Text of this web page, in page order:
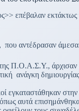
επέβαλαν
αντέδρασαν
Π.Ο.Α.Σ.Υ., άρχισαν
ανάγκη
εγκαταστάθηκαν
όπως αυτά